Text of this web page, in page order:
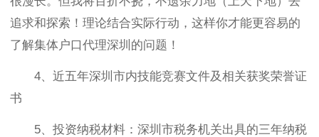
追求和探索！理论结合实际行动，这样你才能更容易的
了解集体户口代理深圳的问题！
4、近五年深圳市内技能竞赛文件及相关获奖荣誉证
书
5、投资纳税材料：深圳市税务机关出具的三年纳税